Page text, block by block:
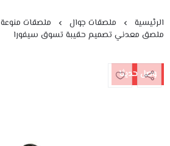
الرئيسية ملصقات جوال
ملصقات منوعة
ملصق معدني تصميم حقيبة تسوق سيفورا
وصل حديثا